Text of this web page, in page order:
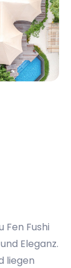
Fen Fushi
Eleganz.
liegen